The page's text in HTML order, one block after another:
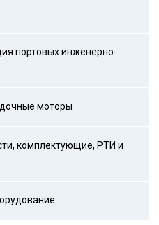
портовых инженерно-
моторы
комплектующие, РТИ и